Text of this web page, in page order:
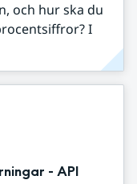
och hur ska du
I
- API